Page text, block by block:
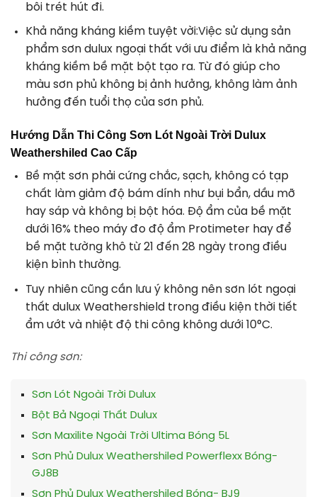
bôi trét hút đi.
Khả năng kháng kiềm tuyệt vời:Việc sử dụng sản
phẩm sơn dulux ngoại thất với ưu điểm là khả năng
kháng kiềm bề mặt bột tạo ra. Từ đó giúp cho
màu sơn phủ không bị ảnh hưởng, không làm ảnh
hưởng đến tuổi thọ của sơn phủ.
Hướng Dẫn Thi Công Sơn Lót Ngoài Trời Dulux
Weathershiled Cao Cấp
Bề mặt sơn phải cứng chắc, sạch, không có tạp
chất làm giảm độ bám dính như bụi bẩn, dầu mỡ
hay sáp và không bị bột hóa. Độ ẩm của bề mặt
dưới 16% theo máy đo độ ẩm Protimeter hay để
bề mặt tường khô từ 21 đến 28 ngày trong điều
kiện bình thường.
Tuy nhiên cũng cần lưu ý không nên sơn lót ngoại
thất dulux Weathershield trong điều kiện thời tiết
ẩm ướt và nhiệt độ thi công không dưới 10°C.
Thi công sơn:
Sơn Lót Ngoài Trời Dulux
Bột Bả Ngoại Thất Dulux
Sơn Maxilite Ngoài Trời Ultima Bóng 5L
Sơn Phủ Dulux Weathershiled Powerflexx Bóng-
GJ8B
Sơn Phủ Dulux Weathershiled Bóng- BJ9